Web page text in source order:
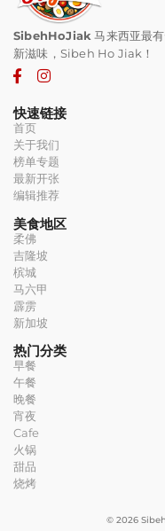
SibehHoJiak马来西亚最
新滋味，Sibeh Ho Jiak！
快速链接
首页
关于我们
榜单专题
最新开张
编辑推荐
美食地区
柔佛
吉隆坡
槟城
马六甲
霹雳
新加坡
热门分类
早餐
午餐
晚餐
宵夜
Cafe
火锅
甜品
烧烤
© 2026